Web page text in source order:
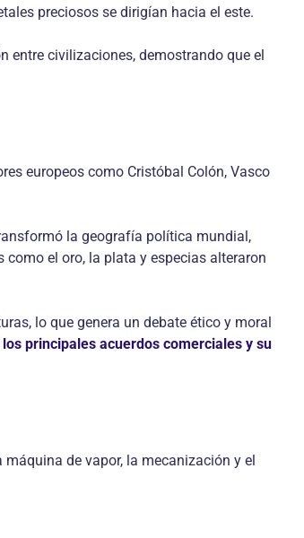
preciosos se dirigían hacia el este.
entre civilizaciones, demostrando que el
europeos como Cristóbal Colón, Vasco
la geografía política mundial,
el oro, la plata y especias alteraron
lo que genera un debate ético y moral
principales acuerdos comerciales y su
de vapor, la mecanización y el